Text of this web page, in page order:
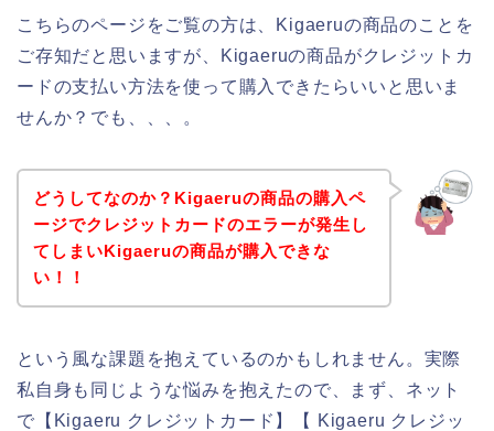
こちらのページをご覧の方は、Kigaeruの商品のことを
ご存知だと思いますが、Kigaeruの商品がクレジットカ
ードの支払い方法を使って購入できたらいいと思いま
せんか？でも、、、。
どうしてなのか？Kigaeruの商品の購入ペ
ージでクレジットカードのエラーが発生し
てしまいKigaeruの商品が購入できな
い！！
という風な課題を抱えているのかもしれません。実際
私自身も同じような悩みを抱えたので、まず、ネット
で【Kigaeru クレジットカード】【 Kigaeru クレジッ